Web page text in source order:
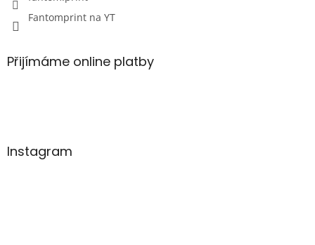
Fantomprint na YT
Přijímáme online platby
Instagram